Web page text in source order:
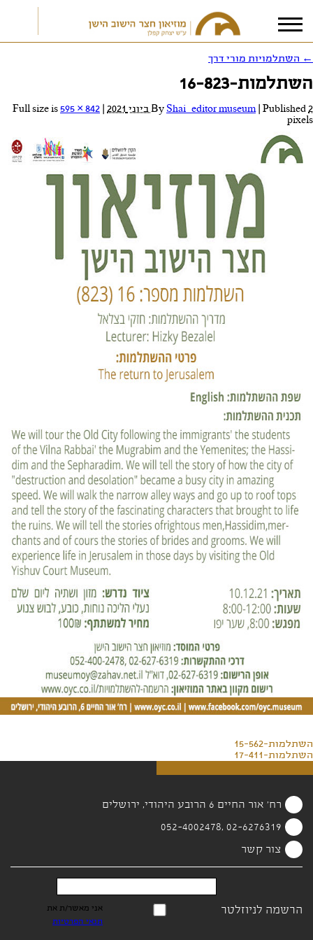
אני מאשר/ת אתתנאי הפרטיות
← השתלמויות מורי דרך
השתלמות-16-823
By Shai_editor museum Published2 ביוני 2021
595 × 842
pixels
השתלמות-15-562
השתלמות-17-411
רח' אור החיים 6 הרובע היהודי, ירושלים
02-6276319 ,052-4002478
צור קשר
הרשמה לניוזלטר
אני מאשר/ת את
תנאי הפרטיות